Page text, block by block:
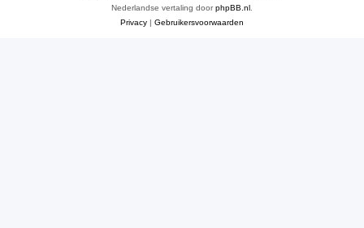
Nederlandse vertaling doorphpBB.nl
Privacy | Gebruikersvoorwaarden